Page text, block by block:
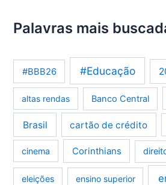
Palavras mais
#BBB26 #Educação
altas rendas Banco Central
Brasil cartão de crédito
cinema Corinthians
eleições ensino superior